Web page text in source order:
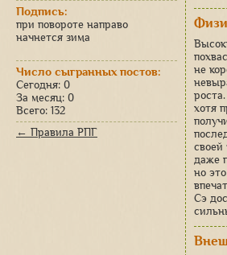
Подпись:
при повороте направо
начнется зима
Число сыгранных постов:
Сегодня: 0
За месяц: 0
Всего: 132
← Правила РПГ
не
хотя
своей
даже
но
Сэ